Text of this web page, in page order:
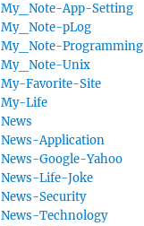
My_Note-App-Setting
My_Note-pLog
My_Note-Programming
My_Note-Unix
My-Favorite-Site
My-Life
News
News-Application
News-Google-Yahoo
News-Life-Joke
News-Security
News-Technology